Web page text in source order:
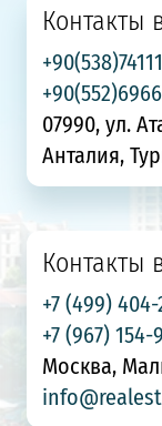
Контакты
07990, ул.
Анталия,
Контакты
+7 (499) 404-
+7 (967) 154-
Москва,